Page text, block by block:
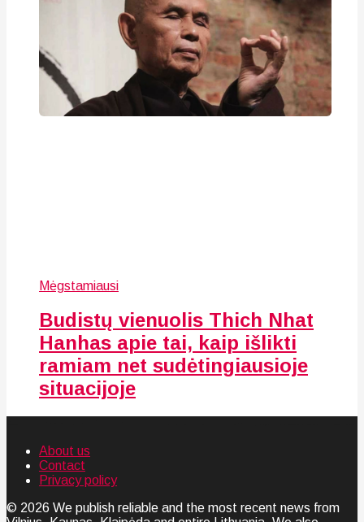
Mėgstamiausi
Budistų vienuolis Thich Nhat
Hanhas apie tai, kaip išlikti
ramiam net sudėtingiausioje
situacijoje
About us
Contact
Privacy policy
© 2026 We publish reliable and the most recent news from